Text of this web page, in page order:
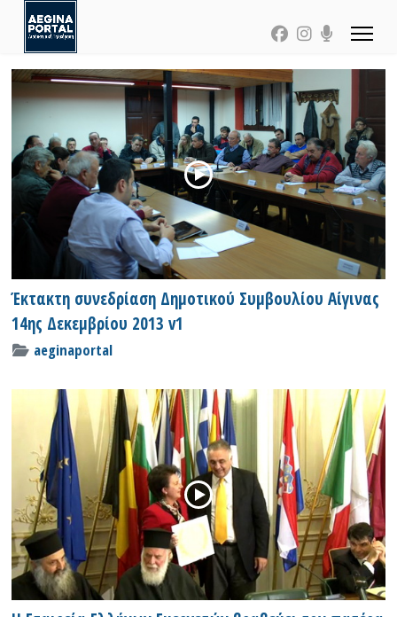
Έκτακτη συνεδρίαση Δημοτικού Συμβουλίου Αίγινας
14ης Δεκεμβρίου 2013 v1
aeginaportal